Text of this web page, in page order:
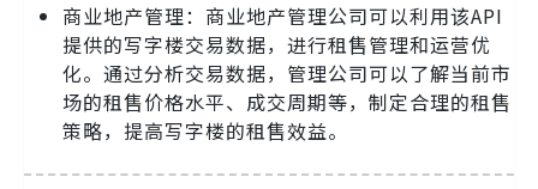
商业地产管理：商业地产管理公司可以利用该API
提供的写字楼交易数据，进行租售管理和运营优
化。通过分析交易数据，管理公司可以了解当前市
场的租售价格水平、成交周期等，制定合理的租售
策略，提高写字楼的租售效益。